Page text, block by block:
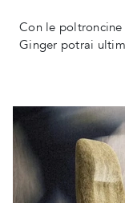
Con le
Ginger potrai